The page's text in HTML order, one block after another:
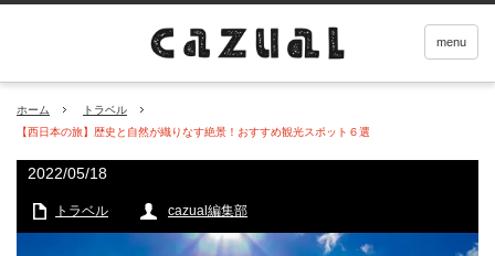
menu
ホーム
トラベル
【西日本の旅】歴史と自然が織りなす絶景！おすすめ観光スポット６選
2022/05/18
トラベル cazual編集部